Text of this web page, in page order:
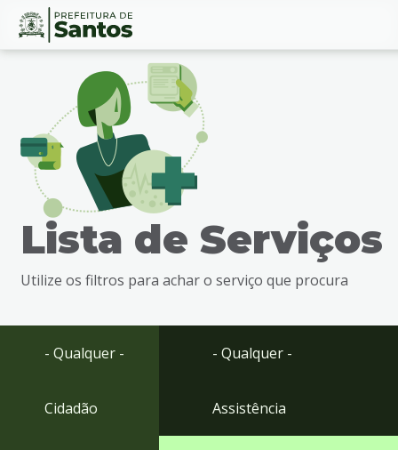
Ir
busca
Ir
Conteúdo
Lista de Serviços
Utilize os filtros para achar o serviço que procura
- Qualquer -
Cidadão
- Qualquer -
Assistência